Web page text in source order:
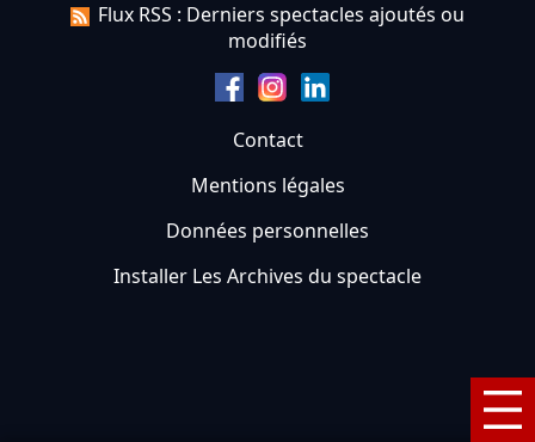
Flux RSS : Derniers spectacles ajoutés ou
modifiés
Contact
Mentions légales
Données personnelles
Installer Les Archives du spectacle